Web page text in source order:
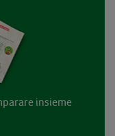
insieme